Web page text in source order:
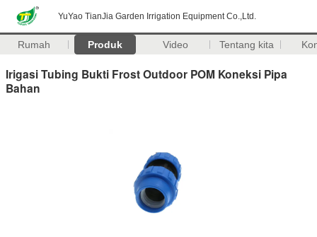
YuYao TianJia Garden Irrigation Equipment Co.,Ltd.
Rumah Produk Video Tentang kita
Irigasi Tubing Bukti Frost Outdoor POM Koneksi Pipa
Bahan